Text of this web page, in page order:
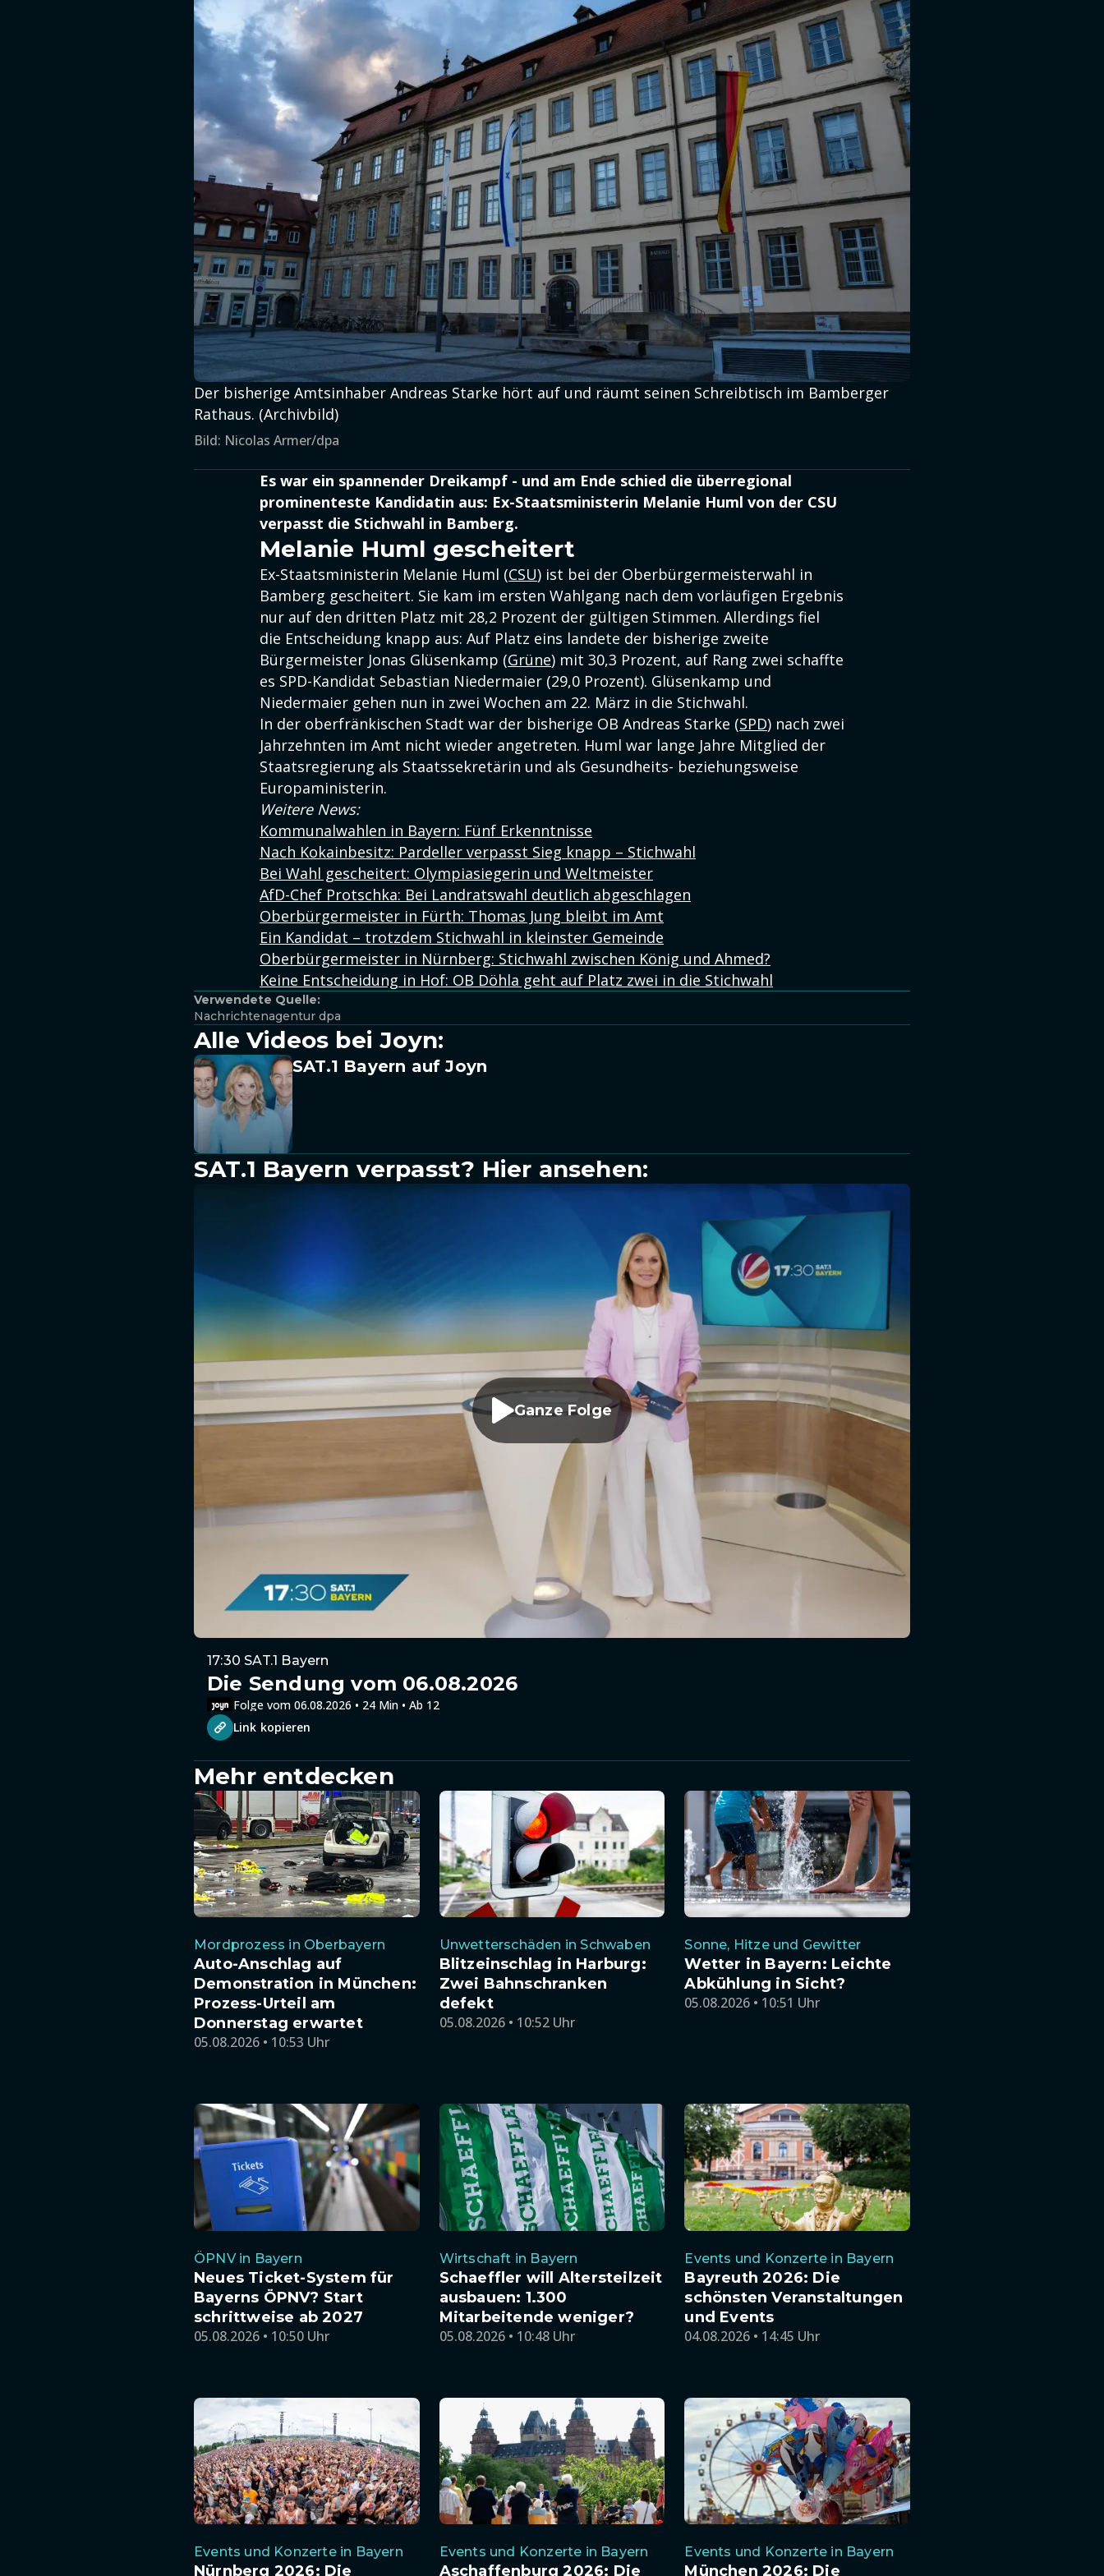
Der bisherige Amtsinhaber Andreas Starke hört auf und räumt seinen Schreibtisch im Bamberger
Rathaus. (Archivbild)
Bild: Nicolas Armer/dpa
Es war ein spannender Dreikampf - und am Ende schied die überregional
prominenteste Kandidatin aus: Ex-Staatsministerin Melanie Huml von der CSU
verpasst die Stichwahl in Bamberg.
Melanie Huml gescheitert
Ex-Staatsministerin Melanie Huml (CSU) ist bei der Oberbürgermeisterwahl in
Bamberg gescheitert. Sie kam im ersten Wahlgang nach dem vorläufigen Ergebnis
nur auf den dritten Platz mit 28,2 Prozent der gültigen Stimmen. Allerdings fiel
die Entscheidung knapp aus: Auf Platz eins landete der bisherige zweite
Bürgermeister Jonas Glüsenkamp (Grüne) mit 30,3 Prozent, auf Rang zwei schaffte
es SPD-Kandidat Sebastian Niedermaier (29,0 Prozent). Glüsenkamp und
Niedermaier gehen nun in zwei Wochen am 22. März in die Stichwahl.
In der oberfränkischen Stadt war der bisherige OB Andreas Starke (SPD) nach zwei
Jahrzehnten im Amt nicht wieder angetreten. Huml war lange Jahre Mitglied der
Staatsregierung als Staatssekretärin und als Gesundheits- beziehungsweise
Europaministerin.
Weitere News:
Kommunalwahlen in Bayern: Fünf Erkenntnisse
Nach Kokainbesitz: Pardeller verpasst Sieg knapp – Stichwahl
Bei Wahl gescheitert: Olympiasiegerin und Weltmeister
AfD-Chef Protschka: Bei Landratswahl deutlich abgeschlagen
Oberbürgermeister in Fürth: Thomas Jung bleibt im Amt
Ein Kandidat – trotzdem Stichwahl in kleinster Gemeinde
Oberbürgermeister in Nürnberg: Stichwahl zwischen König und Ahmed?
Keine Entscheidung in Hof: OB Döhla geht auf Platz zwei in die Stichwahl
Verwendete Quelle:
Nachrichtenagentur dpa
Alle Videos bei Joyn:
SAT.1 Bayern auf Joyn
SAT.1 Bayern verpasst? Hier ansehen:
Ganze Folge
17:30 SAT.1 Bayern
Die Sendung vom 06.08.2026
Folge vom 06.08.2026 • 24 Min • Ab 12
Link kopieren
Mehr entdecken
Mordprozess in Oberbayern
Auto-Anschlag auf
Demonstration in München:
Prozess-Urteil am
Donnerstag erwartet
05.08.2026 • 10:53 Uhr
Unwetterschäden in Schwaben
Blitzeinschlag in Harburg:
Zwei Bahnschranken
defekt
05.08.2026 • 10:52 Uhr
Sonne, Hitze und Gewitter
Wetter in Bayern: Leichte
Abkühlung in Sicht?
05.08.2026 • 10:51 Uhr
ÖPNV in Bayern
Neues Ticket-System für
Bayerns ÖPNV? Start
schrittweise ab 2027
05.08.2026 • 10:50 Uhr
Wirtschaft in Bayern
Schaeffler will Altersteilzeit
ausbauen: 1.300
Mitarbeitende weniger?
05.08.2026 • 10:48 Uhr
Events und Konzerte in Bayern
Bayreuth 2026: Die
schönsten Veranstaltungen
und Events
04.08.2026 • 14:45 Uhr
Events und Konzerte in Bayern
Nürnberg 2026: Die
Events und Konzerte in Bayern
Aschaffenburg 2026: Die
Events und Konzerte in Bayern
München 2026: Die